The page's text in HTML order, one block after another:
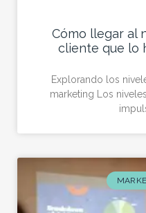
Cómo llegar al
cliente que lo
Explorando los
marketing Los